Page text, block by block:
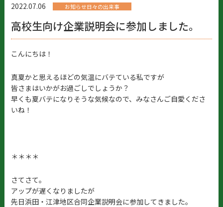
2022.07.06 お知らせ日々の出来事
高校生向け企業説明会に参加しました。
こんにちは！
真夏かと思えるほどの気温にバテている私ですが
皆さまはいかがお過ごしでしょうか？
早くも夏バテになりそうな気候なので、みなさんご自愛くださ
いね！
＊＊＊＊
さてさて。
アップが遅くなりましたが
先日浜田・江津地区合同企業説明会に参加してきました。